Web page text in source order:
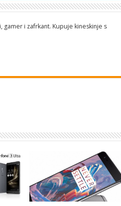
gamer i zafrkant. Kupuje kineskinje s